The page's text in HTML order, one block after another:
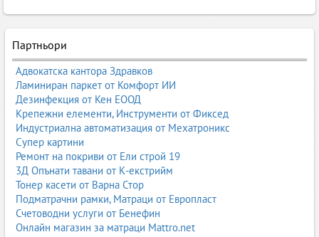
Партньори
Адвокатска кантора Здравков
Ламиниран паркет от Комфорт ИИ
Дезинфекция от Кен ЕООД
Крепежни елементи, Инструменти от Фиксед
Индустриална автоматизация от Мехатроникс
Супер картини
Ремонт на покриви от Ели строй 19
3Д Опънати тавани от К-екстрийм
Тонер касети от Варна Стор
Подматрачни рамки, Матраци от Европласт
Счетоводни услуги от Бенефин
Онлайн магазин за матраци Mattro.net